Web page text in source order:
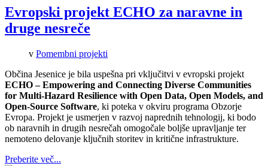
Evropski projekt ECHO za naravne in
druge nesreče
v Pomembni projekti
Občina Jesenice je bila uspešna pri vključitvi v evropski projekt
ECHO – Empowering and Connecting Diverse Communities
for Multi-Hazard Resilience with Open Data, Open Models, and
Open-Source Software, ki poteka v okviru programa Obzorje
Evropa. Projekt je usmerjen v razvoj naprednih tehnologij, ki bodo
ob naravnih in drugih nesrečah omogočale boljše upravljanje ter
nemoteno delovanje ključnih storitev in kritične infrastrukture.
Preberite več...